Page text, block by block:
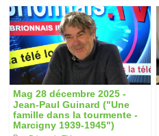
Mag 28 décembre 2025 -
Jean-Paul Guinard ("Une
famille dans la tourmente -
Marcigny 1939-1945")